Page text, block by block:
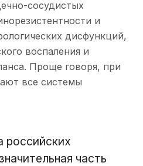
сосудистых
и
дисфункций,
воспаления и
Проще говоря, при
все системы
российских
часть